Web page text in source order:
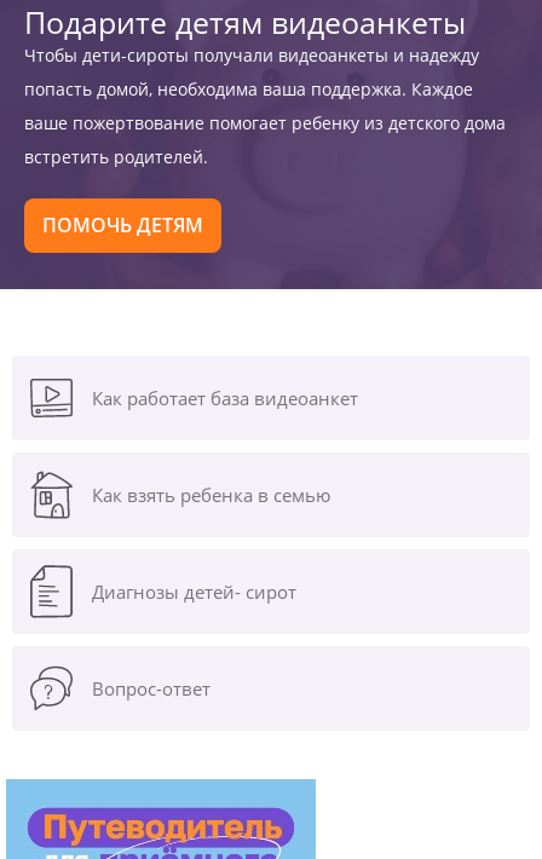
Подарите детям видеоанкеты
Чтобы дети-сироты получали видеоанкеты и надежду
попасть домой, необходима ваша поддержка. Каждое
ваше пожертвование помогает ребенку из детского дома
встретить родителей.
ПОМОЧЬ ДЕТЯМ
Как работает база видеоанкет
Как взять ребенка в семью
Диагнозы детей- сирот
Вопрос-ответ